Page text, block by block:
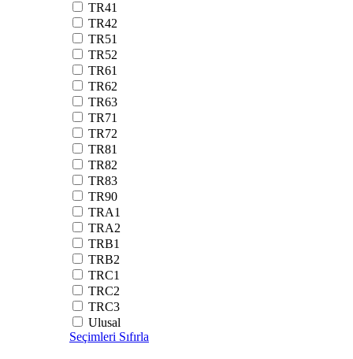
TR41
TR42
TR51
TR52
TR61
TR62
TR63
TR71
TR72
TR81
TR82
TR83
TR90
TRA1
TRA2
TRB1
TRB2
TRC1
TRC2
TRC3
Ulusal
Seçimleri Sıfırla